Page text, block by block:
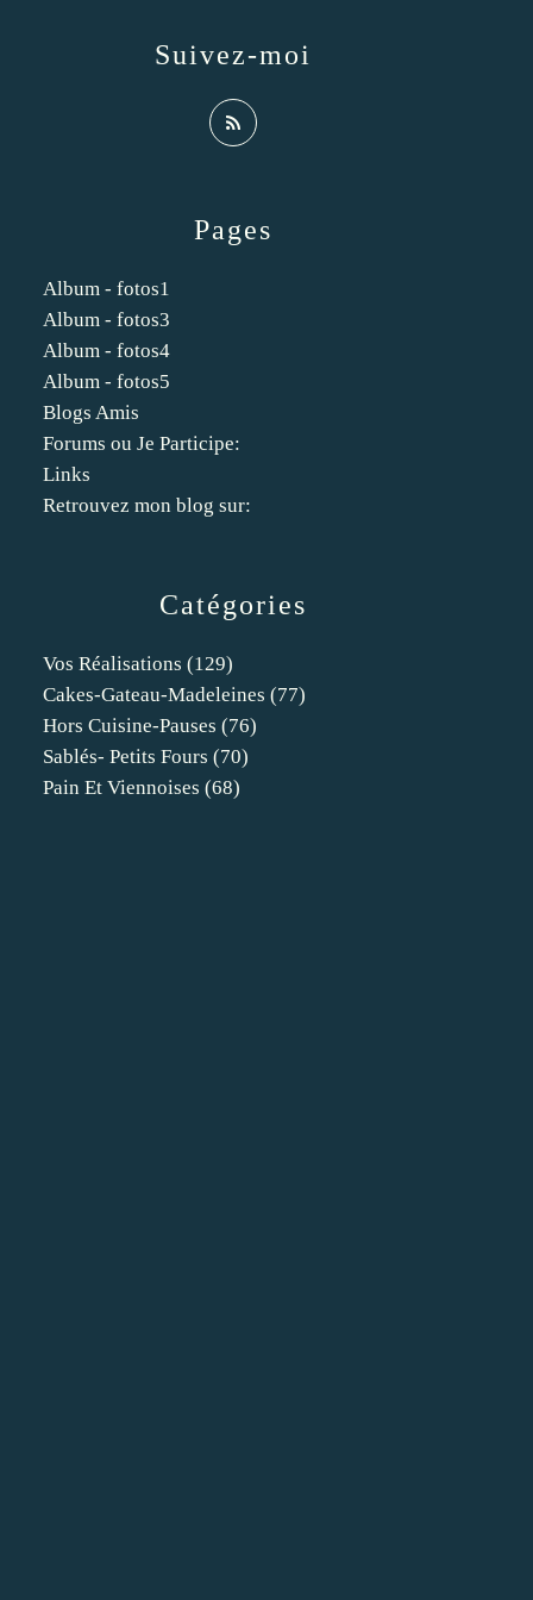
Catégories
Vos Réalisations (129)
Cakes-Gateau-Madeleines (77)
Hors Cuisine-Pauses (76)
Sablés- Petits Fours (70)
Pain Et Viennoises (68)
Pages
Album - fotos1
Album - fotos3
Album - fotos4
Album - fotos5
Blogs Amis
Forums ou Je Participe:
Links
Retrouvez mon blog sur:
Suivez-moi